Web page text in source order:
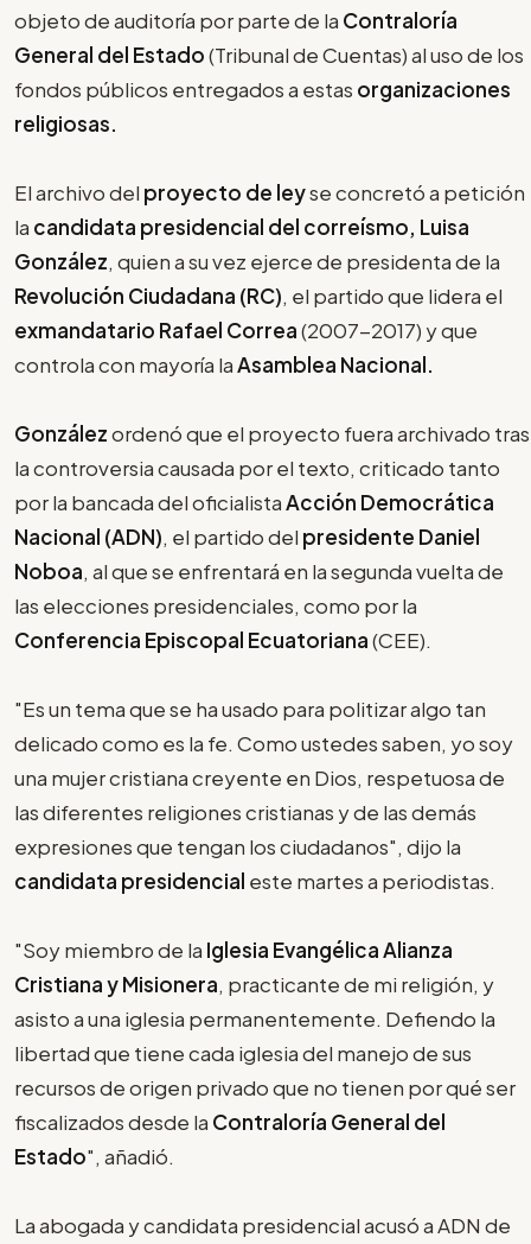
objeto de auditoría por parte de la Contraloría
General del Estado(Tribunal de Cuentas) al uso de los
fondos públicos entregados a estas organizaciones
religiosas.
El archivo del proyecto de leyse concretó a petición
la candidata presidencial del correísmo, Luisa
González, quien a su vez ejerce de presidenta de la
Revolución Ciudadana (RC), el partido que lidera el
exmandatario Rafael Correa(2007-2017) y que
controla con mayoría laAsamblea Nacional.
Gonzálezordenó que el proyecto fuera archivado tras
la controversia causada por el texto, criticado tanto
por la bancada del oficialistaAcción Democrática
Nacional (ADN), el partido del presidente Daniel
Noboa, al que se enfrentará en la segunda vuelta de
las elecciones presidenciales, como por la
Conferencia Episcopal Ecuatoriana(CEE).
"Es un tema que se ha usado para politizar algo tan
delicado como es la fe. Como ustedes saben, yo soy
una mujer cristiana creyente en Dios, respetuosa de
las diferentes religiones cristianas y de las demás
expresiones que tengan los ciudadanos", dijo la
candidata presidencial este martes a periodistas.
"Soy miembro de la Iglesia Evangélica Alianza
Cristiana y Misionera, practicante de mi religión, y
asisto a una iglesia permanentemente. Defiendo la
libertad que tiene cada iglesia del manejo de sus
recursos de origen privado que no tienen por qué ser
fiscalizados desde la Contraloría General del
Estado", añadió.
La abogada y candidata presidencial acusó a ADN de